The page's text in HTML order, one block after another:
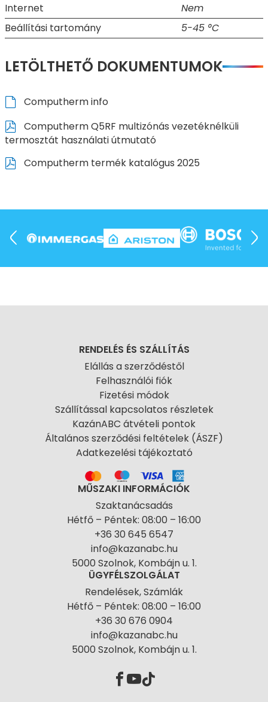
Internet
Nem
Beállítási tartomány
5-45 °C
LETÖLTHETŐ DOKUMENTUMOK
Computherm info
Computherm Q5RF multizónás vezetéknélküli
termosztát használati útmutató
Computherm termék katalógus 2025
RENDELÉS ÉS SZÁLLÍTÁS
Elállás a szerződéstől
Felhasználói fiók
Fizetési módok
Szállítással kapcsolatos részletek
KazánABC átvételi pontok
Általános szerződési feltételek (ÁSZF)
Adatkezelési tájékoztató
MŰSZAKI INFORMÁCIÓK
Szaktanácsadás
Hétfő – Péntek: 08:00 – 16:00
+36 30 645 6547
info@kazanabc.hu
5000 Szolnok, Kombájn u. 1.
ÜGYFÉLSZOLGÁLAT
Rendelések, Számlák
Hétfő – Péntek: 08:00 – 16:00
+36 30 676 0904
info@kazanabc.hu
5000 Szolnok, Kombájn u. 1.